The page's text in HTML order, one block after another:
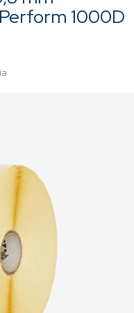
1000D